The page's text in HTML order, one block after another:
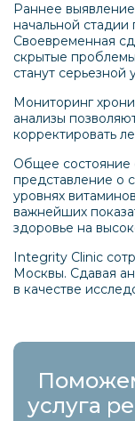
Раннее
начальной
Своевременная
скрытые
станут серьезной
Мониторинг
анализы
корректировать
Общее состояние
представление о
уровнях
важнейших
здоровье на
Integrity Clinic
Москвы. Сдавая
в качестве
услуга